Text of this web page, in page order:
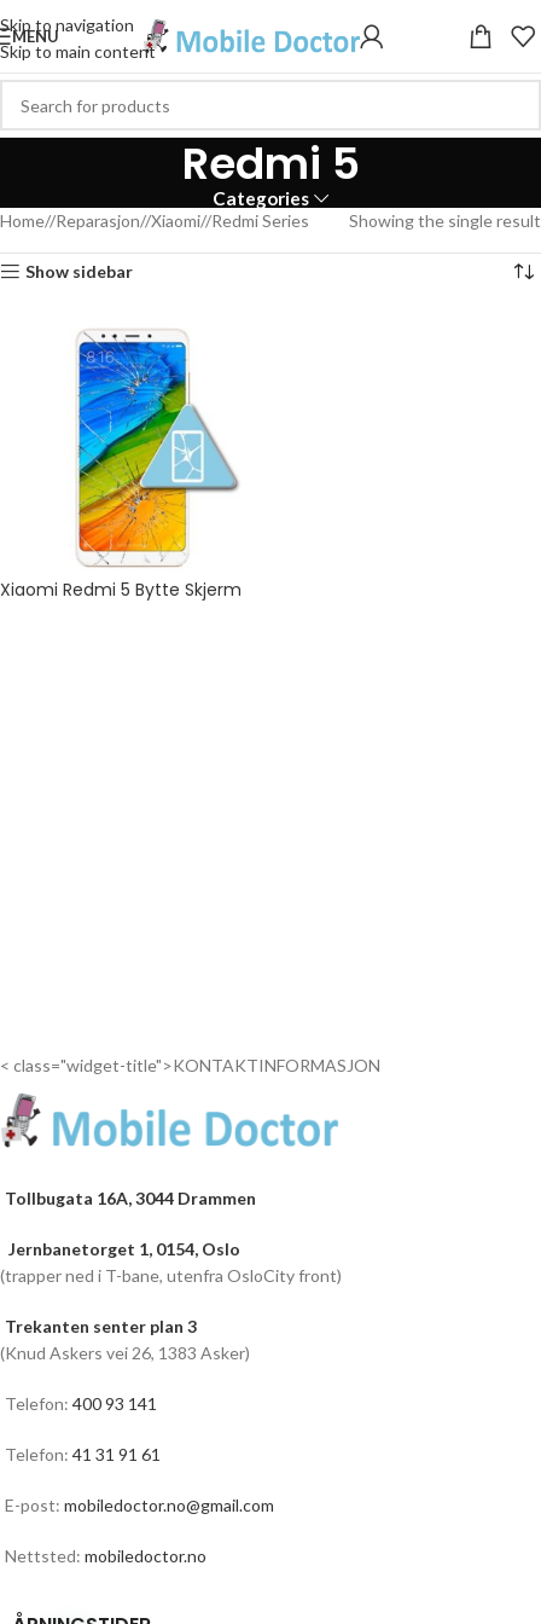
Skip to navigation
Skip to main content
MENU
Redmi 5
Categories
Home/ Reparasjon/ Xiaomi/ Redmi Series Showing the single result
Show sidebar
Xiaomi Redmi 5 Bytte Skjerm
< class="widget-title">KONTAKTINFORMASJON
Tollbugata 16A, 3044 Drammen
Jernbanetorget 1, 0154, Oslo
(trapper ned i T-bane, utenfra OsloCity front)
Trekanten senter plan 3
(Knud Askers vei 26, 1383 Asker)
Telefon: 400 93 141
Telefon: 41 31 91 61
E-post: mobiledoctor.no@gmail.com
Nettsted: mobiledoctor.no